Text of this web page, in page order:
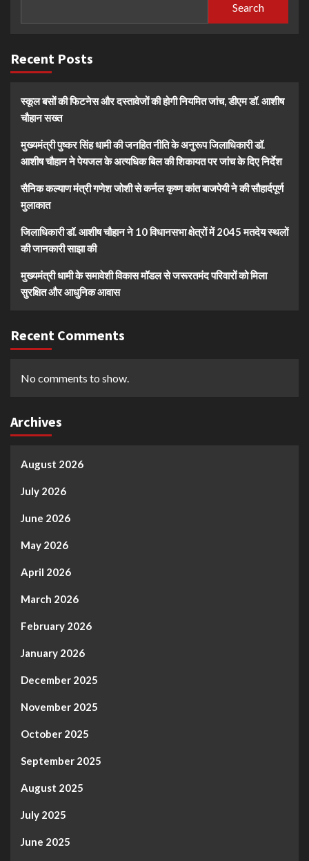
Search
Recent Posts
स्कूल बसों की फिटनेस और दस्तावेजों की होगी नियमित जांच, डीएम डॉ. आशीष
चौहान सख्त
मुख्यमंत्री पुष्कर सिंह धामी की जनहित नीति के अनुरूप जिलाधिकारी डॉ.
आशीष चौहान ने पेयजल के अत्यधिक बिल की शिकायत पर जांच के दिए निर्देश
सैनिक कल्याण मंत्री गणेश जोशी से कर्नल कृष्ण कांत बाजपेयी ने की सौहार्दपूर्ण
मुलाकात
जिलाधिकारी डॉ. आशीष चौहान ने 10 विधानसभा क्षेत्रों में 2045 मतदेय स्थलों
की जानकारी साझा की
मुख्यमंत्री धामी के समावेशी विकास मॉडल से जरूरतमंद परिवारों को मिला
सुरक्षित और आधुनिक आवास
Recent Comments
No comments to show.
Archives
August 2026
July 2026
June 2026
May 2026
April 2026
March 2026
February 2026
January 2026
December 2025
November 2025
October 2025
September 2025
August 2025
July 2025
June 2025